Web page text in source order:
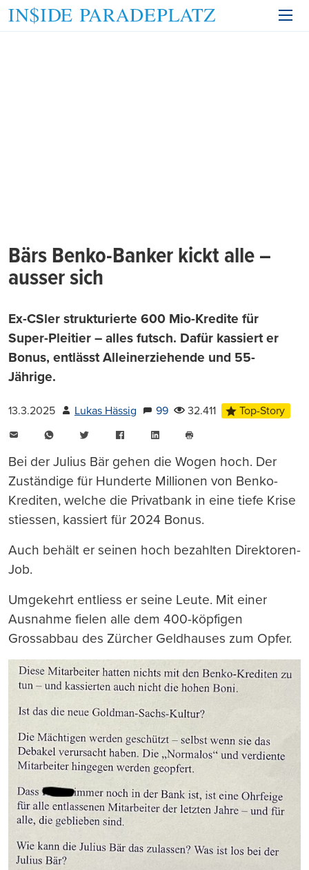
Bärs Benko-Banker kickt alle –
ausser sich
Ex-CSler strukturierte 600 Mio-Kredite für
Super-Pleitier – alles futsch. Dafür kassiert er
Bonus, entlässt Alleinerziehende und 55-
Jährige.
13.3.2025 Lukas Hässig 99 32.411
Top-Story
WhatsAppTwitter FacebookLinkedIn
Bei der Julius Bär gehen die Wogen hoch. Der
Zuständige für Hunderte Millionen von Benko-
Krediten, welche die Privatbank in eine tiefe Krise
stiessen, kassiert für 2024 Bonus.
Auch behält er seinen hoch bezahlten Direktoren-
Job.
Umgekehrt entliess er seine Leute. Mit einer
Ausnahme fielen alle dem 400-köpfigen
Grossabbau des Zürcher Geldhauses zum Opfer.